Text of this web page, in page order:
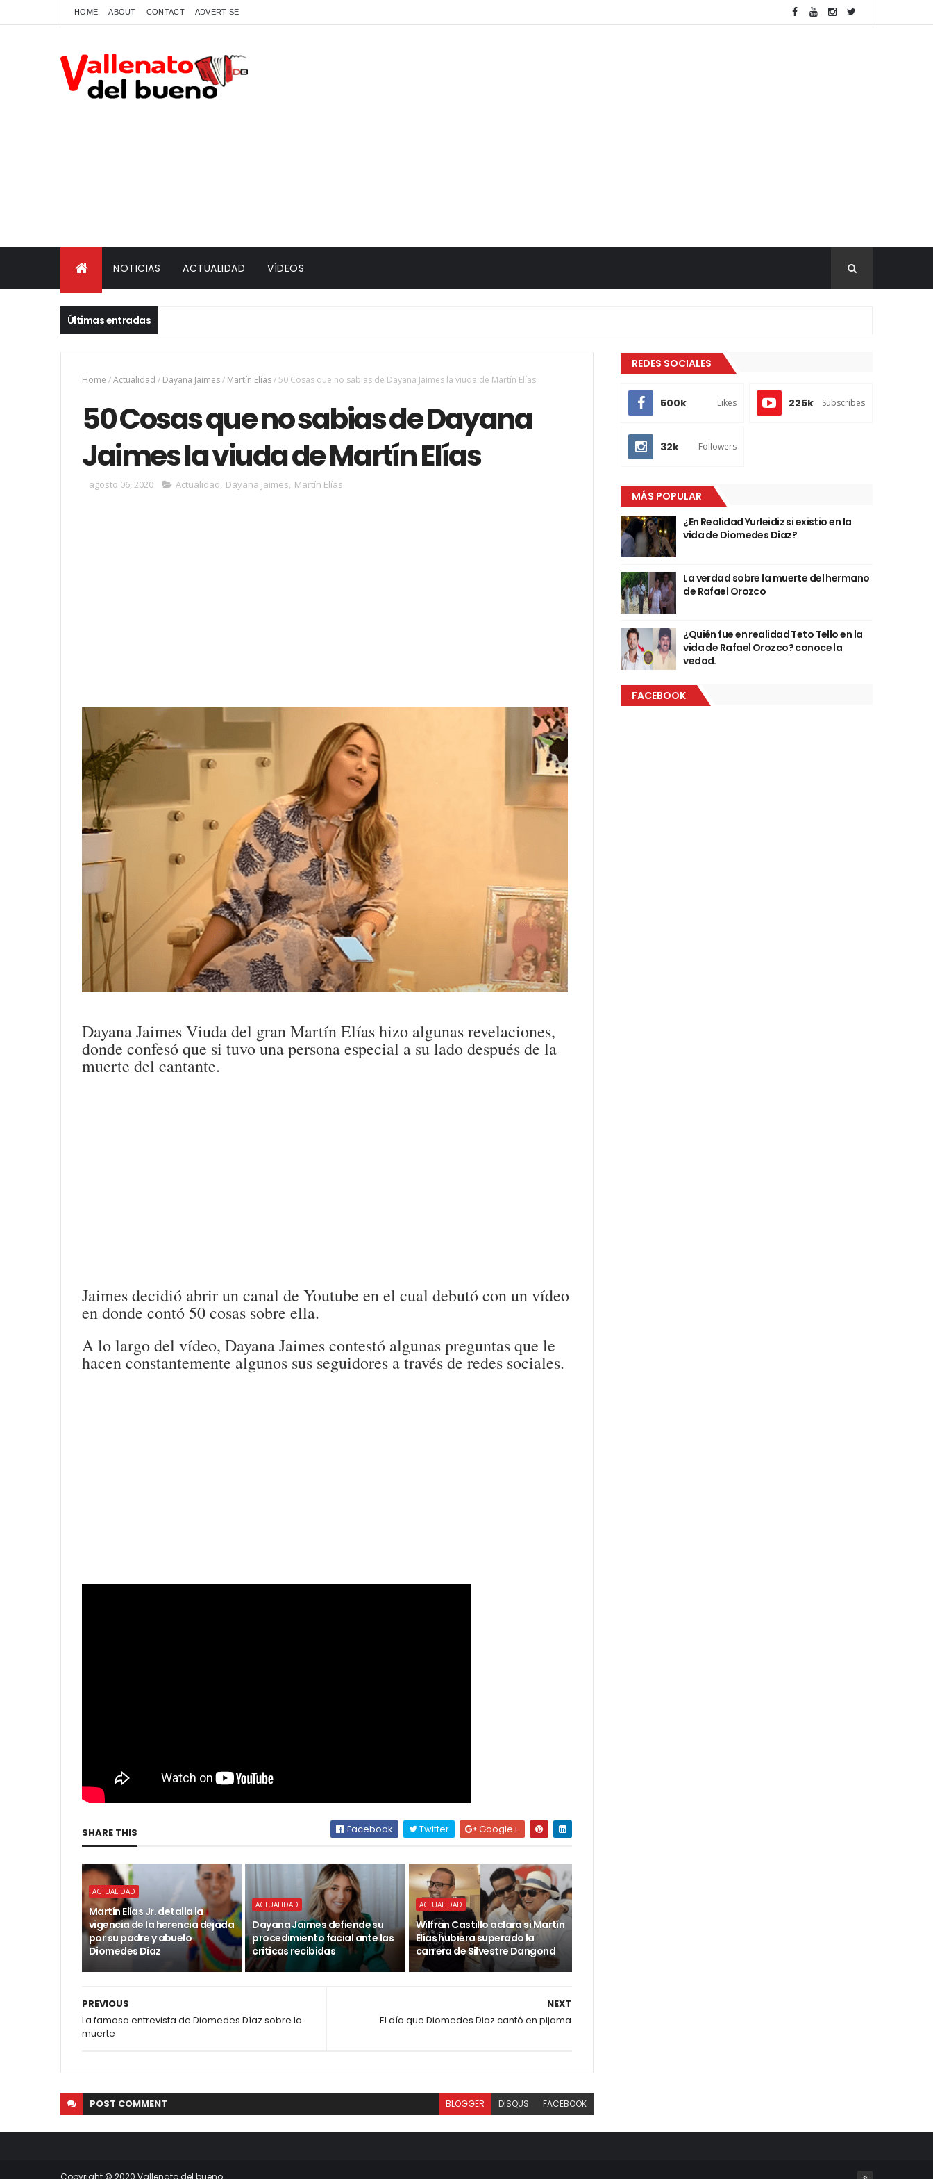
HOME ABOUT CONTACT ADVERTISE
NOTICIAS ACTUALIDAD VÍDEOS
Últimas entradas
Home /Actualidad / Dayana Jaimes/ Martín Elías/50 Cosas que no sabias de Dayana Jaimes la viuda de Martín Elías
50 Cosas que no sabias de Dayana
Jaimes la viuda de Martín Elías
agosto 06, 2020 Actualidad, Dayana Jaimes, Martín Elías
Dayana Jaimes Viuda del gran Martín Elías hizo algunas revelaciones,
donde confesó que si tuvo una persona especial a su lado después de la
muerte del cantante.
Jaimes decidió abrir un canal de Youtube en el cual debutó con un vídeo
en donde contó 50 cosas sobre ella.
A lo largo del vídeo, Dayana Jaimes contestó algunas preguntas que le
hacen constantemente algunos sus seguidores a través de redes sociales.
SHARE THIS Facebook Twitter Google+
ACTUALIDAD
Martín Elías Jr. detalla la
vigencia de la herencia dejada
por su padre y abuelo
Diomedes Díaz
ACTUALIDAD
Dayana Jaimes defiende su
procedimiento facial ante las
críticas recibidas
ACTUALIDAD
Wilfran Castillo aclara si Martín
Elías hubiera superado la
carrera de Silvestre Dangond
NEXT
El día que Diomedes Diaz cantó en pijama
PREVIOUS
La famosa entrevista de Diomedes Díaz sobre la
muerte
POST COMMENT BLOGGER DISQUS FACEBOOK
REDES SOCIALES
500k Likes 225k Subscribes
32k Followers
MÁS POPULAR
¿En Realidad Yurleidiz si existio en la
vida de Diomedes Diaz?
La verdad sobre la muerte del hermano
de Rafael Orozco
¿Quién fue en realidad Teto Tello en la
vida de Rafael Orozco? conoce la
vedad.
FACEBOOK
Copyright © 2020 Vallenato del bueno.